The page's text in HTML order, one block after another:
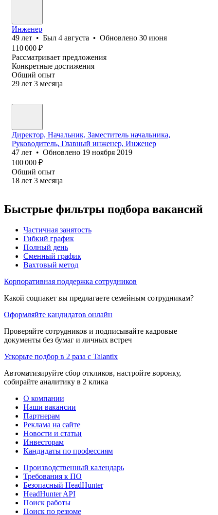
Инженер
49 лет • Был 4 августа • Обновлено 30 июня
110 000 ₽
Рассматривает предложения
Конкретные достижения
Общий опыт
29 лет 3 месяца
Директор, Начальник, Заместитель начальника,
Руководитель, Главный инженер, Инженер
47 лет • Обновлено 19 ноября 2019
100 000 ₽
Общий опыт
18 лет 3 месяца
Быстрые фильтры подбора вакансий
Частичная занятость
Гибкий график
Полный день
Сменный график
Вахтовый метод
Корпоративная поддержка сотрудников
Какой соцпакет вы предлагаете семейным сотрудникам?
Оформляйте кандидатов онлайн
Проверяйте сотрудников и подписывайте кадровые
документы без бумаг и личных встреч
Ускорьте подбор в 2 раза с Talantix
Автоматизируйте сбор откликов, настройте воронку,
собирайте аналитику в 2 клика
О компании
Наши вакансии
Партнерам
Реклама на сайте
Новости и статьи
Инвесторам
Кандидаты по профессиям
Производственный календарь
Требования к ПО
Безопасный HeadHunter
HeadHunter API
Поиск работы
Поиск по резюме